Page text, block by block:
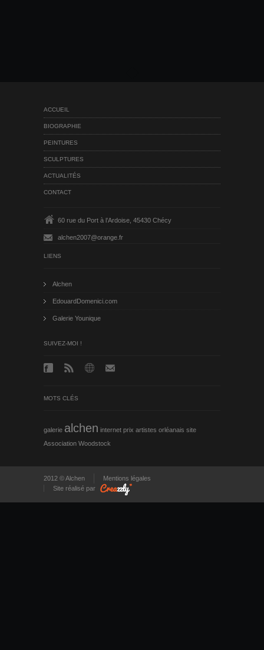
ACCUEIL
BIOGRAPHIE
PEINTURES
SCULPTURES
ACTUALITÉS
CONTACT
60 rue du Port à l’Ardoise, 45430 Chécy
alchen2007@orange.fr
LIENS
Alchen
EdouardDomenici.com
Galerie Younique
SUIVEZ-MOI !
MOTS CLÉS
galerie alchen internet prix artistes orléanais site
Association Woodstock
2012 © Alchen
Mentions légales
Site réalisé par